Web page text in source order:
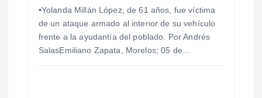
•Yolanda Millán López, de 61 años, fue víctima
de un ataque armado al interior de su vehículo
frente a la ayudantía del poblado. Por Andrés
SalasEmiliano Zapata, Morelos; 05 de…